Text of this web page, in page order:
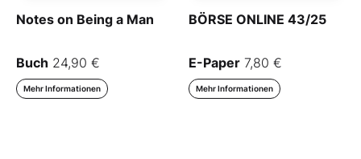
Notes on Being a Man
Buch 24,90 €
Mehr Informationen
BÖRSE ONLINE 43/25
E-Paper 7,80 €
Mehr Informationen